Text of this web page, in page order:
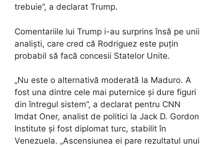
trebuie”, a declarat Trump.
Comentariile lui Trump i-au surprins însă pe unii
analiști, care cred că Rodriguez este puțin
probabil să facă concesii Statelor Unite.
„Nu este o alternativă moderată la Maduro. A
fost una dintre cele mai puternice și dure figuri
din întregul sistem”, a declarat pentru CNN
Imdat Oner, analist de politici la Jack D. Gordon
Institute și fost diplomat turc, stabilit în
Venezuela. „Ascensiunea ei pare rezultatul unui